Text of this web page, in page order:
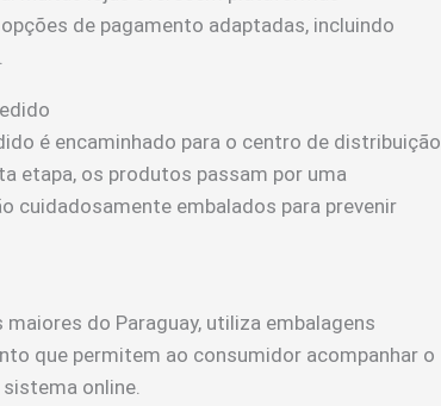
de pagamento adaptadas, incluindo
é encaminhado para o centro de distribuição
etapa, os produtos passam por uma
cuidadosamente embalados para prevenir
maiores do Paraguay, utiliza embalagens
que permitem ao consumidor acompanhar o
online.